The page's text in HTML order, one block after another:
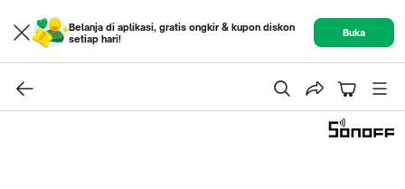
Belanja di aplikasi, gratis ongkir & kupon diskon
setiap hari!
Buka